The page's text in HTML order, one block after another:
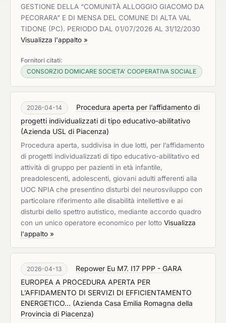
GESTIONE DELLA “COMUNITÀ ALLOGGIO GIACOMO DA
PECORARA” E DI MENSA DEL COMUNE DI ALTA VAL
TIDONE (PC). PERIODO DAL 01/07/2026 AL 31/12/2030
Visualizza l'appalto »
Fornitori citati:
CONSORZIO DOMICARE SOCIETA' COOPERATIVA SOCIALE
2026-04-14
Procedura aperta per l’affidamento di
progetti individualizzati di tipo educativo-abilitativo
(Azienda USL di Piacenza)
Procedura aperta, suddivisa in due lotti, per l’affidamento
di progetti individualizzati di tipo educativo-abilitativo ed
attività di gruppo per pazienti in età infantile,
preadolescenti, adolescenti, giovani adulti afferenti alla
UOC NPIA che presentino disturbi del neurosviluppo con
particolare riferimento alle disabilità intellettive e ai
disturbi dello spettro autistico, mediante accordo quadro
con un unico operatore economico per lotto Visualizza
l'appalto »
2026-04-13
Repower Eu M7. I17 PPP - GARA
EUROPEA A PROCEDURA APERTA PER
L’AFFIDAMENTO DI SERVIZI DI EFFICIENTAMENTO
ENERGETICO... (Azienda Casa Emilia Romagna della
Provincia di Piacenza)